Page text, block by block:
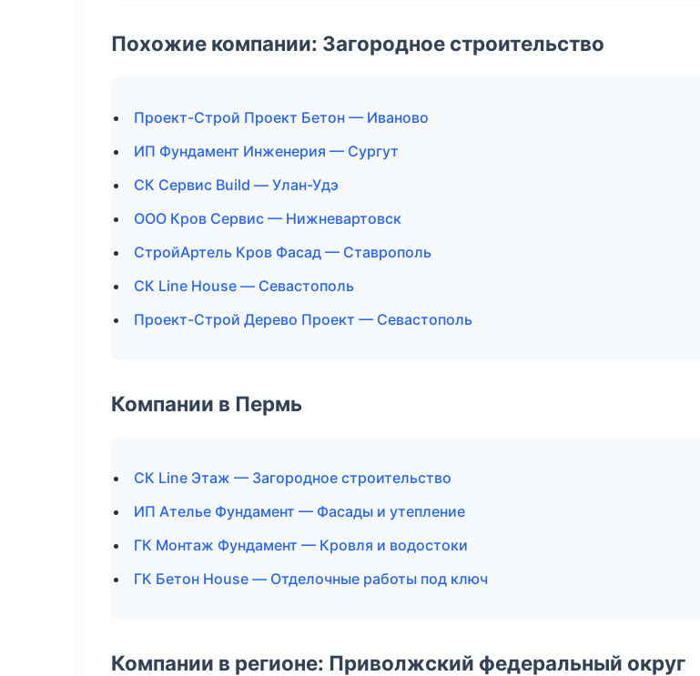
Похожие компании: Загородное строительство
Проект-Строй Проект Бетон — Иваново
ИП Фундамент Инженерия — Сургут
СК Сервис Build — Улан-Удэ
ООО Кров Сервис — Нижневартовск
СтройАртель Кров Фасад — Ставрополь
СК Line House — Севастополь
Проект-Строй Дерево Проект — Севастополь
Компании в Пермь
СК Line Этаж — Загородное строительство
ИП Ателье Фундамент — Фасады и утепление
ГК Монтаж Фундамент — Кровля и водостоки
ГК Бетон House — Отделочные работы под ключ
Компании в регионе: Приволжский федеральный округ